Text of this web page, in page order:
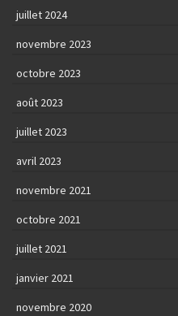
juillet 2024
novembre 2023
octobre 2023
août 2023
juillet 2023
avril 2023
novembre 2021
octobre 2021
juillet 2021
janvier 2021
novembre 2020